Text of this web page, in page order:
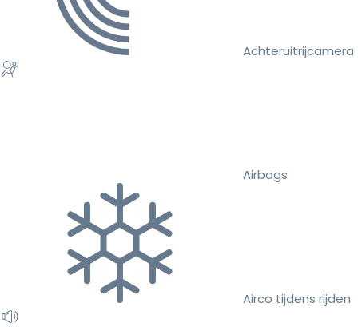
Achteruitrijcamera
Airbags
Airco tijdens rijden